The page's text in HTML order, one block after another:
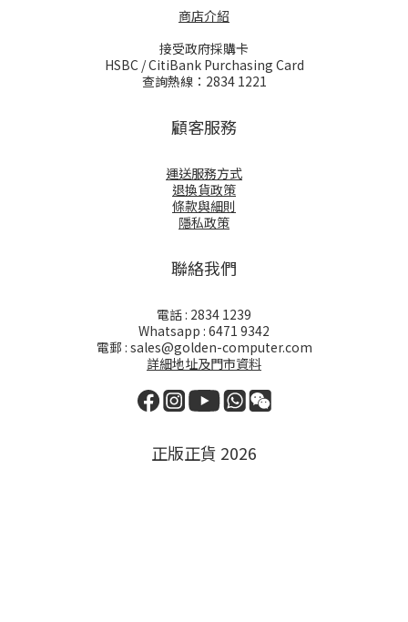
商店介紹
接受政府採購卡
HSBC / CitiBank Purchasing Card
查詢熱線：2834 1221
顧客服務
運送服務方式
退換貨政策
條款與細則
隱私政策
聯絡我們
電話 : 2834 1239
Whatsapp : 6471 9342
電郵 : sales@golden-computer.com
詳細地址及門市資料
正版正貨 2026